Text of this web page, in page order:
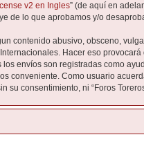
v2 en Ingles” (de aquí en
de lo que aprobamos y/o
contenido abusivo, obsceno,
Hacer eso
envíos son registradas como
conveniente. Como usuario
su consentimiento, ni “Foros